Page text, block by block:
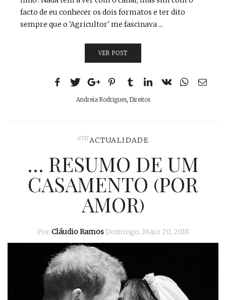
facto de eu conhecer os dois formatos e ter dito
sempre que o 'Agricultor' me fascinava ...
VER POST
Andreia Rodrigues, Direitos
emACTUALIDADE
… RESUMO DE UM
CASAMENTO (POR
AMOR)
Por Cláudio Ramos Domingo, Maio 20, 2018